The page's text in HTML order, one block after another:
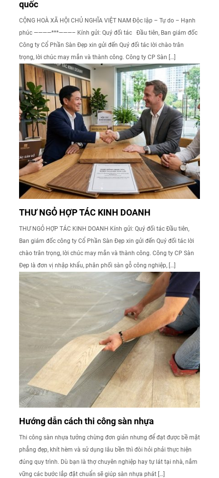
quốc
CỘNG HOÀ XÃ HỘI CHỦ NGHĨA VIỆT NAM Độc lập – Tự do – Hạnh
phúc ————***———– Kính gửi: Quý đối tác Đầu tiên, Ban giám đốc
Công ty Cổ Phần Sàn Đẹp xin gửi đến Quý đối tác lời chào trân
trọng, lời chúc may mắn và thành công. Công ty CP Sàn […]
THƯ NGỎ HỢP TÁC KINH DOANH
THƯ NGỎ HỢP TÁC KINH DOANH Kính gửi: Quý đối tác Đầu tiên,
Ban giám đốc công ty Cổ Phần Sàn Đẹp xin gửi đến Quý đối tác lời
chào trân trọng, lời chúc may mắn và thành công. Công ty CP Sàn
Đẹp là đơn vị nhập khẩu, phân phối sàn gỗ công nghiệp, […]
Hướng dẫn cách thi công sàn nhựa
Thi công sàn nhựa tưởng chừng đơn giản nhưng để đạt được bề mặt
phẳng đẹp, khít hèm và sử dụng lâu bền thì đòi hỏi phải thực hiện
đúng quy trình. Dù bạn là thợ chuyên nghiệp hay tự lát tại nhà, nắm
vững các bước lắp đặt chuẩn sẽ giúp sàn nhựa phát […]